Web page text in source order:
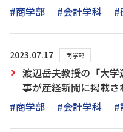
#商学部
#会計学科 #
2023.07.17 商学部
渡辺岳夫教授の「大
事が産経新聞に掲載さ
#商学部
#会計学科 #